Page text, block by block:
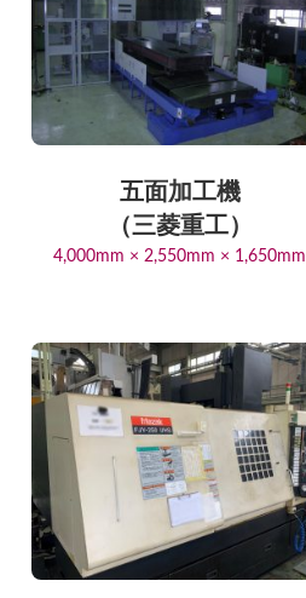
五面加工機
（三菱重工）
4,000mm × 2,550mm × 1,650mm